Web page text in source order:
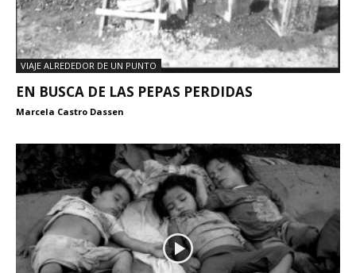
VIAJE ALREDEDOR DE UN PUNTO
EN BUSCA DE LAS PEPAS PERDIDAS
Marcela Castro Dassen